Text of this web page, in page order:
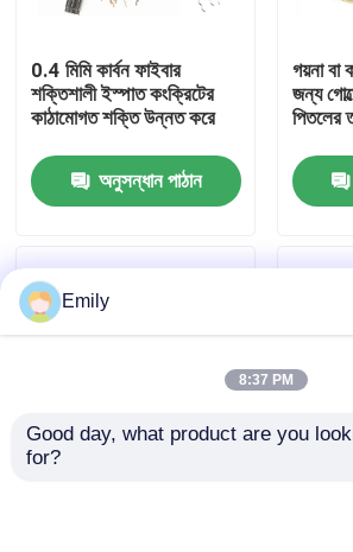
আমাদের সম্বন্ধে
কারখানা পরিদর্শন
গুণমান নিয়ন্ত্রণ
খবর
প্রসারিত ধাতু তারের জাল
0.4 মিমি কার্বন ফাইবার
শক্তিশালী ইস্পাত কংক্রিটের
কাঠামোগত শক্তি উন্নত করে
অনুসন্ধান পাঠান
গয়না বা
জন্য
পিতলের
Emily
8:37 PM
Good day, what product are you
for?